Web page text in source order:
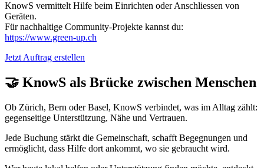
KnowS vermittelt Hilfe beim Einrichten oder Anschliessen von
Geräten.
Für nachhaltige Community-Projekte kannst du:
https://www.green-up.ch
Jetzt Auftrag erstellen
🤝 KnowS als Brücke zwischen Menschen
Ob Zürich, Bern oder Basel, KnowS verbindet, was im Alltag zählt:
gegenseitige Unterstützung, Nähe und Vertrauen.
Jede Buchung stärkt die Gemeinschaft, schafft Begegnungen und
ermöglicht, dass Hilfe dort ankommt, wo sie gebraucht wird.